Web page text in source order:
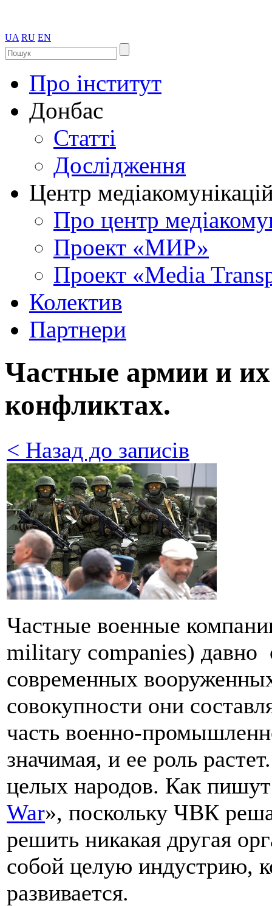
UA RU EN
Про інститут
Донбас
Статті
Дослідження
Центр
Про центр
Проект «МИР»
Проект «Media
Колектив
Партнери
Частные армии и
конфликтах.
< Назад до записів
Частные военные
military companies) давно
современных
совокупности они
часть военно-
значимая, и ее роль
целых народов. Как
War», поскольку ЧВК
решить никакая другая
собой целую индустрию,
развивается.